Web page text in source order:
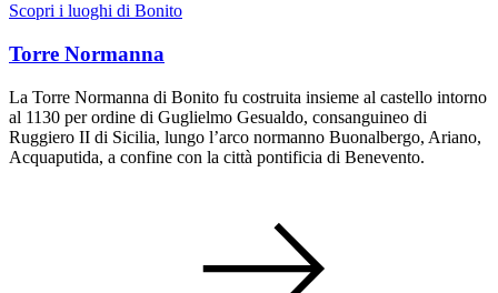
Scopri i luoghi di Bonito
Torre Normanna
La Torre Normanna di Bonito fu costruita insieme al castello intorno
al 1130 per ordine di Guglielmo Gesualdo, consanguineo di
Ruggiero II di Sicilia, lungo l’arco normanno Buonalbergo, Ariano,
Acquaputida, a confine con la città pontificia di Benevento.